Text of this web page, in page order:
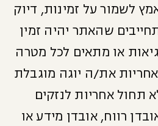
לשמור על זמינות, דיוק
שהאתר יהיה זמין
או מתאים לכל מטרה
את/ה יוגה מוגבלת
תחול אחריות לנזקים
רווח, אובדן מידע או